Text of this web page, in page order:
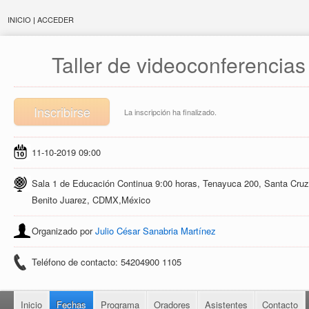
INICIO | ACCEDER
Taller de videoconferencias
La inscripción ha finalizado.
Inscribirse
11-10-2019 09:00
Sala 1 de Educación Continua 9:00 horas, Tenayuca 200, Santa
Benito Juarez, CDMX,México
Organizado porJulio César Sanabria Martínez
Teléfono de contacto: 54204900 1105
Inicio Fechas Programa Oradores Asistentes Contacto